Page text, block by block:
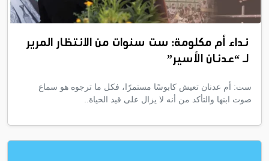
نداء أم مكلومة: ست سنوات من الانتظار المرير
لـ “عدنان الأسير”
ست: أم عدنان تعيش كابوسًا مستمرًا، فكل ما ترجوه هو سماع
صوت ابنها والتأكد من أنه لا يزال على قيد الحياة..